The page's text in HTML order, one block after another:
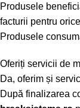
Produsele
facturii pentru
Produsele
Oferiți servicii de
Da, oferim și
După finalizarea